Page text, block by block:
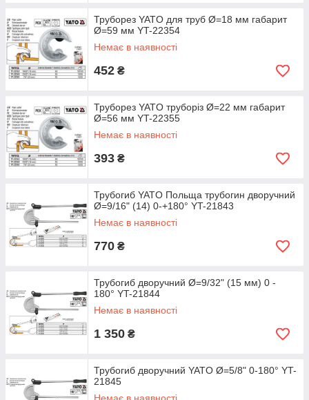
Труборез YATO для труб Ø=18 мм габарит
Ø=59 мм YT-22354
Немає в наявності
452 ₴
Труборез YATO труборіз Ø=22 мм габарит
Ø=56 мм YT-22355
Немає в наявності
393 ₴
Трубогиб YATO Польща трубогин дворучний
Ø=9/16" (14) 0-+180° YT-21843
Немає в наявності
770 ₴
Трубогиб дворучний Ø=9/32" (15 мм) 0 -
180° YT-21844
Немає в наявності
1 350 ₴
Трубогиб дворучний YATO Ø=5/8" 0-180° YT-
21845